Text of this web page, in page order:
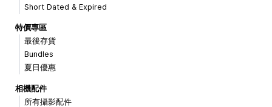
Short Dated & Expired
特價專區
最後存貨
Bundles
夏日優惠
相機配件
所有攝影配件